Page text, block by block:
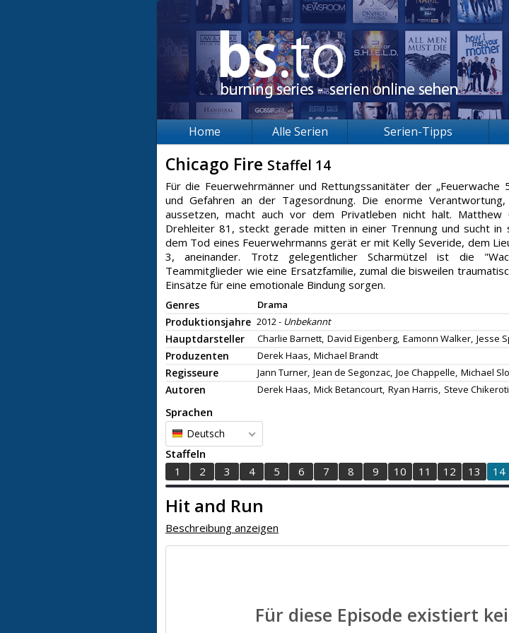
Home Alle Serien Serien-Tipps
Chicago Fire Staffel 14
Für die Feuerwehrmänner und Rettungssanitäter der „Feuerwache
und Gefahren an der Tagesordnung. Die enorme
aussetzen, macht auch vor dem Privatleben nicht halt. Matthew
Drehleiter 81, steckt gerade mitten in einer Trennung und sucht in
dem Tod eines Feuerwehrmanns gerät er mit Kelly Severide, dem
3, aneinander. Trotz gelegentlicher Scharmützel ist die
Teammitglieder wie eine Ersatzfamilie, zumal die bisweilen
Einsätze für eine emotionale Bindung sorgen.
Genres Drama
Produktionsjahre 2012 - Unbekannt
Hauptdarsteller Charlie Barnett, David Eigenberg, Eamonn Walker, Jesse
Produzenten Derek Haas, Michael Brandt
Regisseure Jann Turner, Jean de Segonzac, Joe Chappelle, Michael
Autoren Derek Haas, Mick Betancourt, Ryan Harris, Steve
Sprachen
Deutsch
Staffeln
1
2 3 4 5 6 7 8 9 10 11 12 13 14
Hit and Run
Beschreibung anzeigen
Für diese Episode existiert